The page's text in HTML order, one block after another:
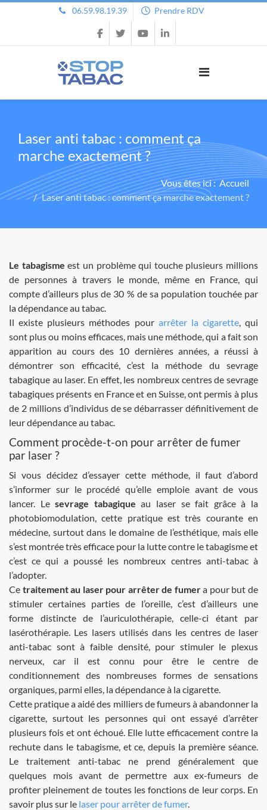
06.59.98.19.39 Prendre RDV
Laser anti tabac : comment ça
marche exactement ?
Vous êtes ici :Accueil
Laser anti tabac : comment ça marche exactement ?
Le tabagisme est un problème qui touche plusieurs millions
de personnes à travers le monde, même en France, qui
compte d’ailleurs plus de 30 % de sa population touchée par
la dépendance au tabac.
Il existe plusieurs méthodes pour arrêter la cigarette, qui
sont plus ou moins efficaces, mais une méthode, qui a fait son
apparition au cours des 10 dernières années, a réussi à
démontrer son efficacité, c’est la méthode du sevrage
tabagique au laser. En effet, les nombreux centres de sevrage
tabagiques présents en France et en Suisse, ont permis à plus
de 2 millions d’individus de se débarrasser définitivement de
leur dépendance au tabac.
Comment procède-t-on pour arrêter de fumer
par laser ?
Si vous décidez d’essayer cette méthode, il faut d’abord
s’informer sur le procédé qu’elle emploie avant de vous
lancer. Lesevrage tabagiqueau laser se fait grâce à la
photobiomodulation, cette pratique est très courante en
médecine, surtout dans le domaine de l’esthétique, mais elle
s’est montrée très efficace pour la lutte contre le tabagisme et
c’est ce qui a poussé les nombreux centres anti-tabac à
l’adopter.
Ce traitement au laser pour arrêter de fumera pour but de
stimuler certaines parties de l’oreille, c’est d’ailleurs une
forme distincte de l’auriculothérapie, celle-ci étant par
lasérothérapie. Les lasers utilisés dans les centres de laser
anti-tabac sont à faible densité, pour stimuler le plexus
nerveux, car il est connu pour être le centre de
conditionnement des nombreuses formes de sensations
organiques, parmi elles, la dépendance à la cigarette.
Cette pratique a aidé des milliers de fumeurs à abandonner la
cigarette, surtout les personnes qui ont essayé d’arrêter
plusieurs fois et ont échoué. Elle lutte efficacement contre la
rechute dans le tabagisme, et ce, depuis la première séance.
Le traitement anti-tabac ne prend généralement que
quelques mois avant de permettre aux ex-fumeurs de
profiter pleinement de toutes les fonctions de leur corps. En
savoir plus sur le laser pour arrêter de fumer.